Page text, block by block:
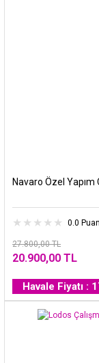
Navaro Özel Yapım
0.0
27.800,00 TL
20.900,00 TL
Havale Fiyatı :